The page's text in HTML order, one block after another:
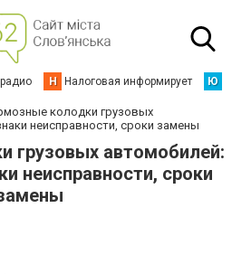
Н Налоговая информирует Ю
колодки грузовых
неисправности, сроки замены
грузовых автомобилей:
неисправности, сроки